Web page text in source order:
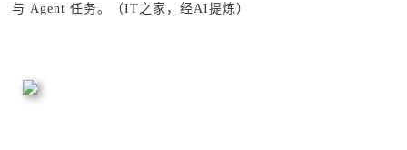
与 Agent 任务。（IT之家，经AI提炼）